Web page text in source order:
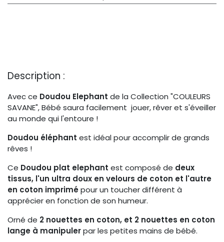
Description :
Avec ce Doudou Elephant de la Collection "COULEURS
SAVANE", Bébé saura facilement jouer, rêver et s'éveiller
au monde qui l'entoure !
Doudou éléphant est idéal pour accomplir de grands
rêves !
Ce Doudou plat elephant est composé de deux
tissus, l'un ultra doux en velours de coton et l'autre
en coton imprimépour un toucher différent à
apprécier en fonction de son humeur.
Orné de 2 nouettes en coton, et 2 nouettes en coton
lange à manipulerpar les petites mains de bébé.